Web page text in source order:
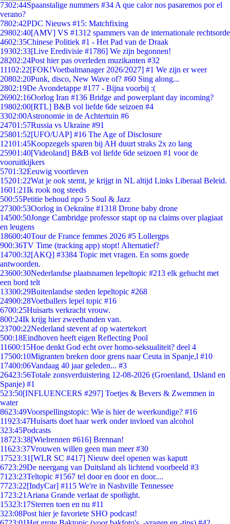
7302:44Spaanstalige nummers #34 A que calor nos pasaremos por el
verano?
7802:42PDC Nieuws #15: Matchfixing
29802:40[AMV] VS #1312 spammers van de internationale rechtsorde
4602:35Chinese Politiek #1 - Het Pad van de Draak
19302:33[Live Eredivisie #1786] We zijn begonnen!
28202:24Post hier pas overleden muzikanten #32
11102:22[FOK!Voetbalmanager 2026/2027] #1 We zijn er weer
20802:20Punk, disco, New Wave of? #60 Sing along...
2802:19De Avondetappe #177 - Bijna voorbij :(
26902:16Oorlog Iran #136 Bridge and powerplant day incoming?
19802:00[RTL] B&B vol liefde 6de seizoen #4
3302:00Astronomie in de Achtertuin #6
24701:57Russia vs Ukraine #91
25801:52[UFO/UAP] #16 The Age of Disclosure
12101:45Koopzegels sparen bij AH duurt straks 2x zo lang
25901:40[Videoland] B&B vol liefde 6de seizoen #1 voor de
vooruitkijkers
5701:32Eeuwig voortleven
15201:22Wat je ook stemt, je krijgt in NL altijd Links Liberaal Beleid.
1601:21Ik rook nog steeds
500:55Petitie behoud npo 5 Soul & Jazz
27300:53Oorlog in Oekraïne #1318 Drone baby drone
14500:50Jonge Cambridge professor stapt op na claims over plagiaat
en leugens
18600:40Tour de France femmes 2026 #5 Lollergps
900:36TV Time (tracking app) stopt! Alternatief?
14700:32[AKQ] #3384 Topic met vragen. En soms goede
antwoorden.
23600:30Nederlandse plaatsnamen lepeltopic #213 elk gehucht met
een bord telt
13300:29Buitenlandse steden lepeltopic #268
24900:28Voetballers lepel topic #16
6700:25Huisarts verkracht vrouw.
800:24Ik krijg hier zweethanden van.
23700:22Nederland stevent af op watertekort
500:18Eindhoven heeft eigen Reflecting Pool
11600:15Hoe denkt God echt over homo-seksualiteit? deel 4
17500:10Migranten breken door grens naar Ceuta in Spanje,l #10
17400:06Vandaag 40 jaar geleden... #3
26423:56Totale zonsverduistering 12-08-2026 (Groenland, IJsland en
Spanje) #1
523:50[INFLUENCERS #297] Toetjes & Bevers & Zwemmen in
water
8623:49Voorspellingstopic: Wie is hier de weerkundige? #16
11923:47Huisarts doet haar werk onder invloed van alcohol
323:45Podcasts
18723:38[Wielrennen #616] Brennan!
11623:37Vrouwen willen geen man meer #30
17523:31 [WLR SC #417] Nieuw deel openen was kaputt
6723:29De neergang van Duitsland als lichtend voorbeeld #3
71 23:23Teltopic #1567 tel door en door en door....
7723:22[IndyCar] #115 We're in Nashville Tennessee
1723:21 Ariana Grande verlaat de spotlight.
15323:17Sterren toen en nu #11
323:08Post hier je favoriete SHO podcast!